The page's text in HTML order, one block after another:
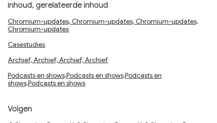
inhoud, gerelateerde inhoud
Chromium-updates, Chromium-updates, Chromium-updates,
Chromium-updates
Casestudies
Archief, Archief, Archief, Archief
Podcasts en shows,Podcasts en shows,Podcasts en
shows,Podcasts en shows
Volgen